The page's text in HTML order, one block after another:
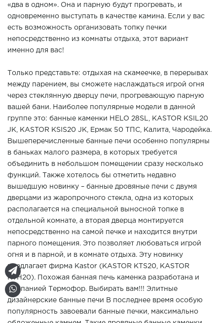
«два в одном». Она и парную будут прогревать, и
одновременно выступать в качестве камина. Если у вас
есть возможность организовать топку печки
непосредственно из комнаты отдыха, этот вариант
именно для вас!
Только представьте: отдыхая на скамеечке, в перерывах
между парением, вы сможете наслаждаться игрой огня
через стеклянную дверцу печи, прогревающую парную
вашей бани. Наиболее популярные модели в данной
группе это: банные каменки HELO 28SL, KASTOR КSIL20
JK, KASTOR КSIS20 JK, Ермак 50 ТПС, Калита, Чародейка.
Вышеперечисленные банные печи особенно популярны
в баньках малого размера, в которых требуется
объединить в небольшом помещении сразу несколько
функций. Также хотелось бы отметить недавно
вышедшую новинку – банные дровяные печи с двумя
дверцами из жаропрочного стекла, одна из которых
располагается на специальной выносной топке в
отдельной комнате, а вторая дверца монтируется
непосредственно на самой печке и находится внутри
парного помещения. Это позволяет любоваться игрой
огня и в парной, и в комнате отдыха. Эту новинку
предлагает фирма Kastor (KASTOR КTS20, KASTOR
КTH20). Похожая банная печь каменка разработана и
компанией Термофор. Выбирать вам!!! Элитные
дизайнерские банные печи В последнее время особую
популярность завоевали банные печки, максимально